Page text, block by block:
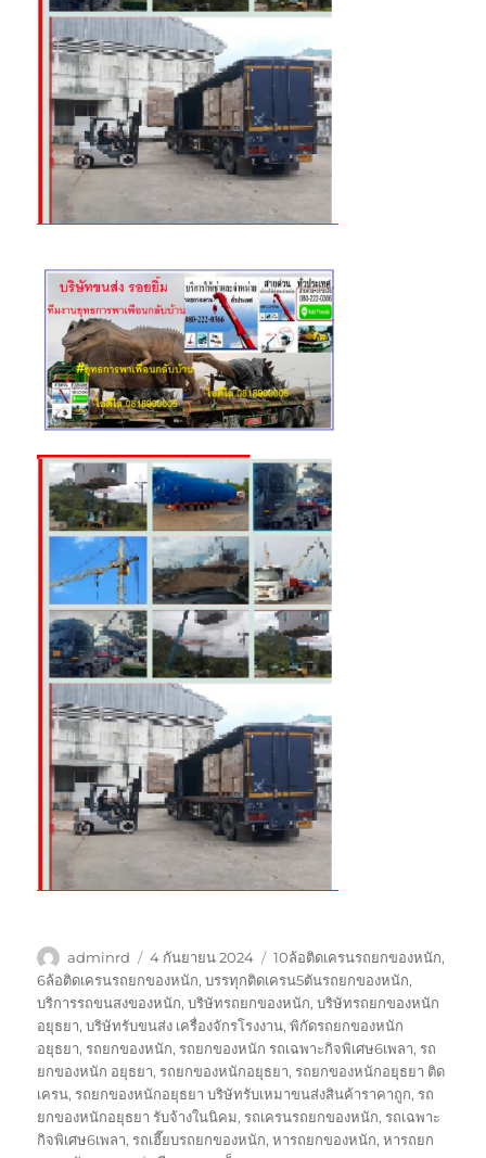
ผู้
เขียน
adminrd
เขียน
เมื่อ
4 กันยายน 2024
ป้าย
กำกับ
10ล้อติดเครนรถยกของหนัก,
6ล้อติดเครนรถยกของหนัก,บรรทุกติดเครน5ตันรถยกของหนัก,
บริการรถขนสงของหนัก,บริษัทรถยกของหนัก,บริษัทรถยกของหนัก
อยุธยา,บริษัทรับขนส่ง เครื่องจักรโรงงาน,พิกัดรถยกของหนัก
อยุธยา,รถยกของหนัก,รถยกของหนัก รถเฉพาะกิจพิเศษ6เพลา,รถ
ยกของหนัก อยุธยา,รถยกของหนักอยุธยา,รถยกของหนักอยุธยา ติด
เครน,รถยกของหนักอยุธยา บริษัทรับเหมาขนส่งสินค้าราคาถูก,รถ
ยกของหนักอยุธยา รับจ้างในนิคม,รถเครนรถยกของหนัก,รถเฉพาะ
กิจพิเศษ6เพลา,รถเฮี๊ยบรถยกของหนัก,หารถยกของหนัก,หารถยก